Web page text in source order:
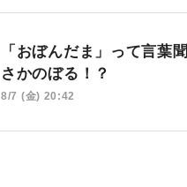
「おぼんだま」って言
さかのぼる！？
8/7 (金) 20:42